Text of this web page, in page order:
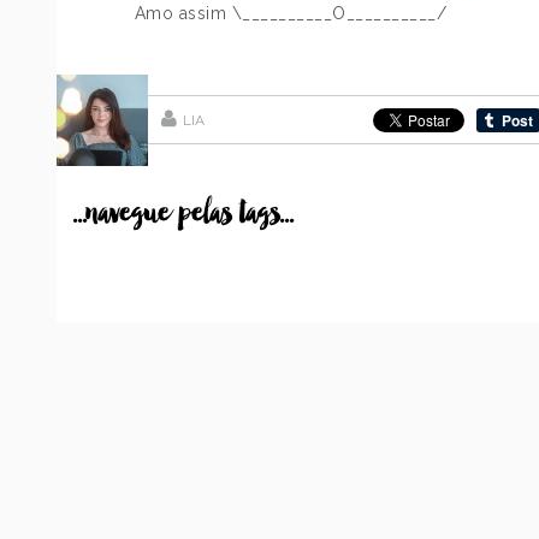
Amo assim \__________O__________/
LIA
...navegue pelas tags...